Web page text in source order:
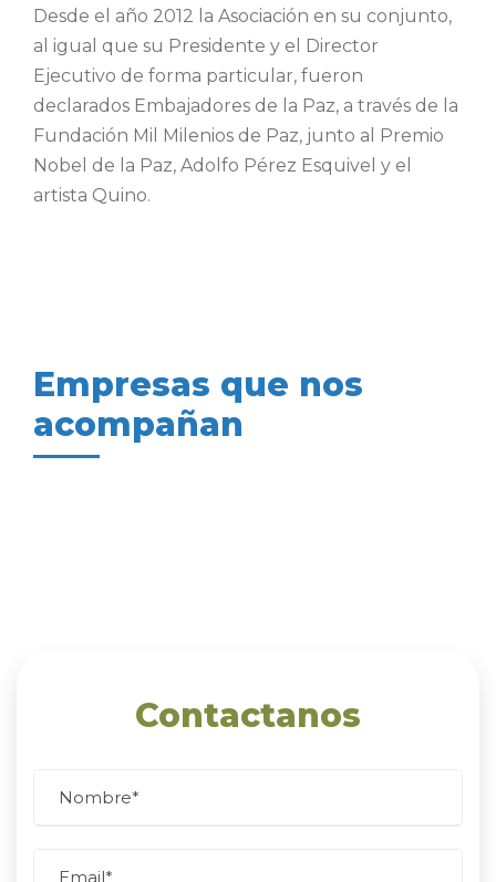
Desde el año 2012 la Asociación en su conjunto,
al igual que su Presidente y el Director
Ejecutivo de forma particular, fueron
declarados Embajadores de la Paz, a través de la
Fundación Mil Milenios de Paz, junto al Premio
Nobel de la Paz, Adolfo Pérez Esquivel y el
artista Quino.
Empresas que nos
acompañan
Contactanos